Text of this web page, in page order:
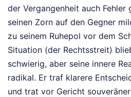
der Vergangenheit auch Fehler
seinen Zorn auf den Gegner
zu seinem Ruhepol vor dem
Situation (der Rechtsstreit)
schwierig, aber seine innere
radikal. Er traf klarere
und trat vor Gericht